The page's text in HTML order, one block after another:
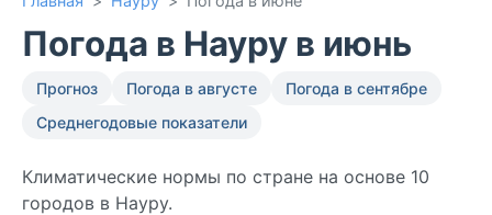
Погода в Науру в июнь
Прогноз Погода в августе
Погода в сентябре
Среднегодовые показатели
Климатические нормы по стране на основе 10
городов в Науру.